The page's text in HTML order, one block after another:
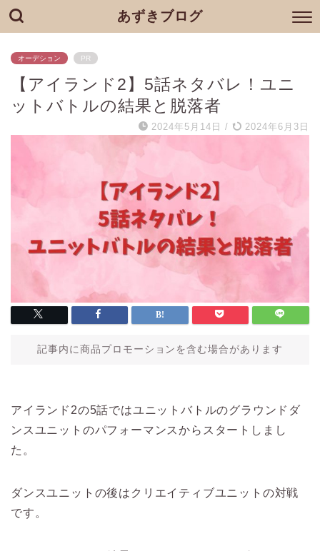
あずきブログ
オーデション PR
【アイランド2】5話ネタバレ！ユニ
ットバトルの結果と脱落者
2024年5月14日 / 2024年6月3日
記事内に商品プロモーションを含む場合があります
アイランド2の5話ではユニットバトルのグラウンドダ
ンスユニットのパフォーマンスからスタートしまし
た。
ダンスユニットの後はクリエイティブユニットの対戦
です。